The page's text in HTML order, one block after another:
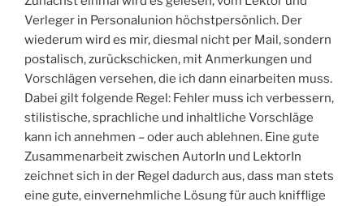
Verleger in Personalunion höchstpersönlich. Der
wiederum wird es mir, diesmal nicht per Mail, sondern
postalisch, zurückschicken, mit Anmerkungen und
Vorschlägen versehen, die ich dann einarbeiten muss.
Dabei gilt folgende Regel: Fehler muss ich verbessern,
stilistische, sprachliche und inhaltliche Vorschläge
kann ich annehmen – oder auch ablehnen. Eine gute
Zusammenarbeit zwischen AutorIn und LektorIn
zeichnet sich in der Regel dadurch aus, dass man stets
eine gute, einvernehmliche Lösung für auch knifflige